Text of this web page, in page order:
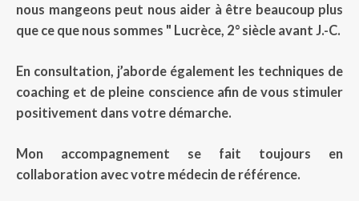
nous mangeons peut nous aider à être beaucoup plus
que ce que nous sommes " Lucrèce, 2° siècle avant J.-C.
En consultation, j’aborde également les techniques de
coaching et de pleine conscience afin de vous stimuler
positivement dans votre démarche.
Mon accompagnement se fait toujours en
collaboration avec votre médecin de référence.